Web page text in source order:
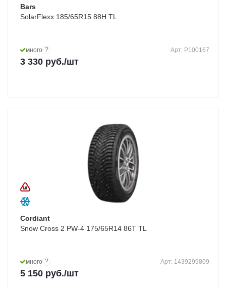
Bars
SolarFlexx 185/65R15 88H TL
много ? Арт: P100167
3 330 руб./шт
Cordiant
Snow Cross 2 PW-4 175/65R14 86T TL
много ? Арт: 1439299809
5 150 руб./шт